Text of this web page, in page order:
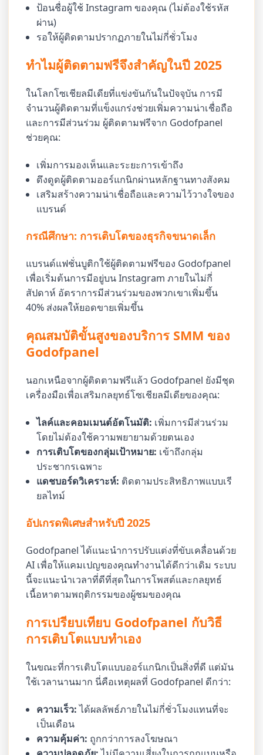
ป้อนชื่อผู้ใช้ Instagram ของคุณ (ไม่ต้องใช้รหัส
ผ่าน)
รอให้ผู้ติดตามปรากฏภายในไม่กี่ชั่วโมง
ทำไมผู้ติดตามฟรีจึงสำคัญในปี 2025
ในโลกโซเชียลมีเดียที่แข่งขันกันในปัจจุบัน การมี
จำนวนผู้ติดตามที่แข็งแกร่งช่วยเพิ่มความน่าเชื่อถือ
และการมีส่วนร่วม ผู้ติดตามฟรีจาก Godofpanel
ช่วยคุณ:
เพิ่มการมองเห็นและระยะการเข้าถึง
ดึงดูดผู้ติดตามออร์แกนิกผ่านหลักฐานทางสังคม
เสริมสร้างความน่าเชื่อถือและความไว้วางใจของ
แบรนด์
กรณีศึกษา: การเติบโตของธุรกิจขนาดเล็ก
แบรนด์แฟชั่นบูติกใช้ผู้ติดตามฟรีของ Godofpanel
เพื่อเริ่มต้นการมีอยู่บน Instagram ภายในไม่กี่
สัปดาห์ อัตราการมีส่วนร่วมของพวกเขาเพิ่มขึ้น
40% ส่งผลให้ยอดขายเพิ่มขึ้น
คุณสมบัติขั้นสูงของบริการ SMM ของ
Godofpanel
นอกเหนือจากผู้ติดตามฟรีแล้ว Godofpanel ยังมีชุด
เครื่องมือเพื่อเสริมกลยุทธ์โซเชียลมีเดียของคุณ:
ไลค์และคอมเมนต์อัตโนมัติ: เพิ่มการมีส่วนร่วม
โดยไม่ต้องใช้ความพยายามด้วยตนเอง
การเติบโตของกลุ่มเป้าหมาย: เข้าถึงกลุ่ม
ประชากรเฉพาะ
แดชบอร์ดวิเคราะห์: ติดตามประสิทธิภาพแบบเรี
ยลไทม์
อัปเกรดพิเศษสำหรับปี 2025
Godofpanel ได้แนะนำการปรับแต่งที่ขับเคลื่อนด้วย
AI เพื่อให้แคมเปญของคุณทำงานได้ดีกว่าเดิม ระบบ
นี้จะแนะนำเวลาที่ดีที่สุดในการโพสต์และกลยุทธ์
เนื้อหาตามพฤติกรรมของผู้ชมของคุณ
การเปรียบเทียบ Godofpanel กับวิธี
การเติบโตแบบทำเอง
ในขณะที่การเติบโตแบบออร์แกนิกเป็นสิ่งที่ดี แต่มัน
ใช้เวลานานมาก นี่คือเหตุผลที่ Godofpanel ดีกว่า:
ความเร็ว:ได้ผลลัพธ์ภายในไม่กี่ชั่วโมงแทนที่จะ
เป็นเดือน
ความคุ้มค่า: ถูกกว่าการลงโฆษณา